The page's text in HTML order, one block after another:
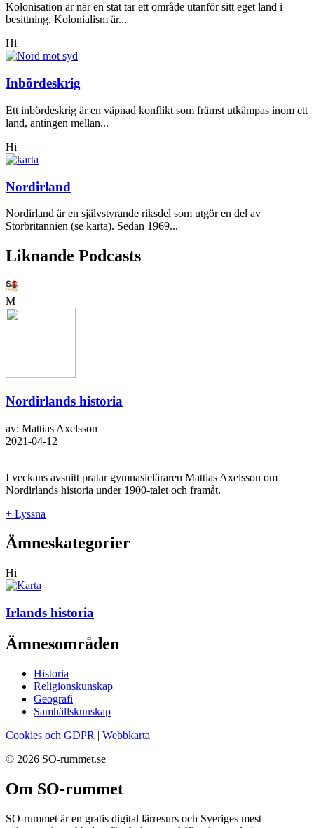
Kolonisation är när en stat tar ett område utanför sitt eget land i
besittning. Kolonialism är...
Hi
Inbördeskrig
Ett inbördeskrig är en väpnad konflikt som främst utkämpas inom ett
land, antingen mellan...
Hi
Nordirland
Nordirland är en självstyrande riksdel som utgör en del av
Storbritannien (se karta). Sedan 1969...
Liknande Podcasts
M
Nordirlands historia
av: Mattias Axelsson
2021-04-12
I veckans avsnitt pratar gymnasieläraren Mattias Axelsson om
Nordirlands historia under 1900-talet och framåt.
+ Lyssna
Ämneskategorier
Hi
Irlands historia
Ämnesområden
Historia
Religionskunskap
Geografi
Samhällskunskap
Cookies och GDPR | Webbkarta
© 2026 SO-rummet.se
Om SO-rummet
SO-rummet är en gratis digital lärresurs och Sveriges mest